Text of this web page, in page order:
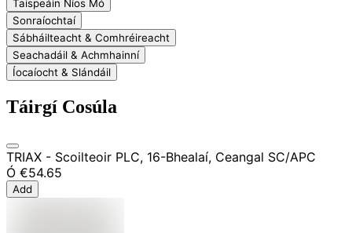
Taispeáin Níos Mó
Sonraíochtaí
Sábháilteacht & Comhréireacht
Seachadáil & Achmhainní
Íocaíocht & Slándáil
Táirgí Cosúla
TRIAX - Scoilteoir PLC, 16-Bhealaí, Ceangal SC/APC
Ó €54.65
Add